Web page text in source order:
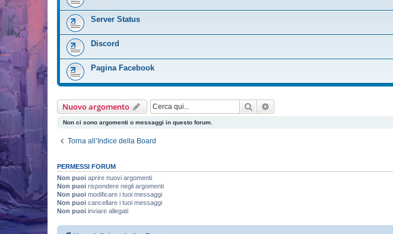
Server Status
Discord
Pagina Facebook
Nuovo argomento Cerca
Non ci sono argomenti o messaggi in questo forum.
Torna all’Indice della Board
PERMESSI FORUM
Non puoi aprire nuovi argomenti
Non puoi rispondere negli argomenti
Non puoi modificare i tuoi messaggi
Non puoi cancellare i tuoi messaggi
Non puoi inviare allegati